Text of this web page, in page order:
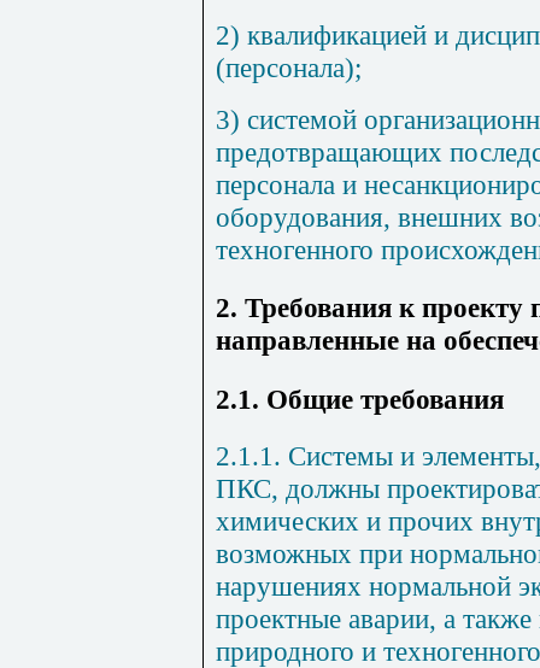
2) квалификацией и
(персонала);
3) системой
предотвращающих
персонала и
оборудования, внешних
техногенного
2. Требования к проекту
направленные на
2.1. Общие требования
2.1.1. Системы и
ПКС, должны
химических и прочих
возможных при
нарушениях нормальной
проектные аварии, а
природного и